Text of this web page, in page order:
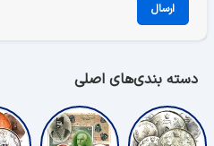
ارسال
دسته بندی‌های اصلی